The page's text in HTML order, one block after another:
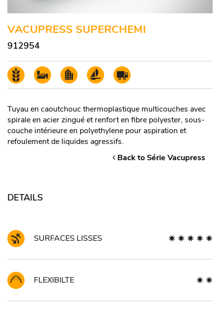
VACUPRESS SUPERCHEMI
912954
Tuyau en caoutchouc thermoplastique multicouches avec
spirale en acier zingué et renfort en fibre polyester, sous-
couche intérieure en polyethylene pour aspiration et
refoulement de liquides agressifs.
Back to Série Vacupress
DETAILS
SURFACES LISSES
FLEXIBILTE